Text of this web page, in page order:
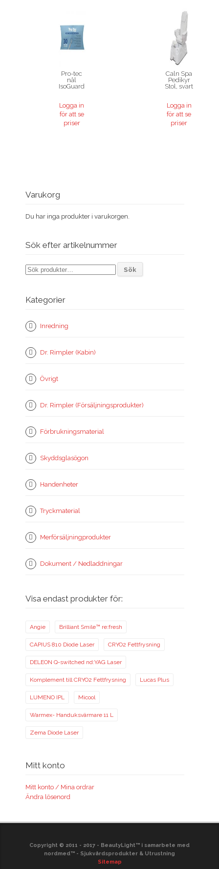
Pro-tec
nål
IsoGuard
Logga in
för att se
priser
Caln Spa
Pedikyr
Stol, svart
Logga in
för att se
priser
Varukorg
Du har inga produkter i varukorgen.
Sök efter artikelnummer
Sök
efter:
Sök
Kategorier
Inredning
Dr. Rimpler (Kabin)
Övrigt
Dr. Rimpler (Försäljningsprodukter)
Förbrukningsmaterial
Skyddsglasögon
Handenheter
Tryckmaterial
Merförsäljningprodukter
Dokument / Nedladdningar
Visa endast produkter för:
Angie Brilliant Smile™ re:fresh
CAPIUS 810 Diode Laser CRYO2 Fettfrysning
DELEON Q-switched nd:YAG Laser
Komplement till CRYO2 Fettfrysning Lucas Plus
LUMENO IPL Micool
Warmex- Handuksvärmare 11 L
Zema Diode Laser
Mitt konto
Mitt konto / Mina ordrar
Ändra lösenord
Copyright © 2011 - 2017 - BeautyLight™ i samarbete med
nordmed™ - Sjukvårdsprodukter & Utrustning
Sitemap